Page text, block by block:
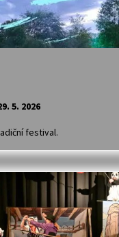
5. 2026
festival.